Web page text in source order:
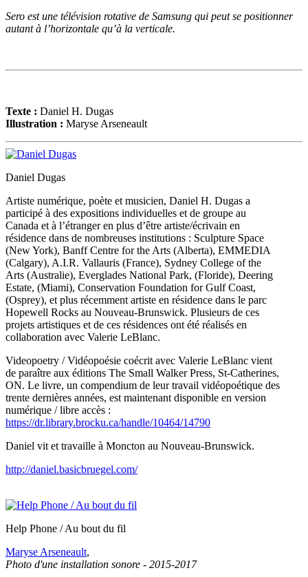
Sero est une télévision rotative de Samsung qui peut se positionner
autant à l’horizontale qu’à la verticale.
Texte : Daniel H. Dugas
Illustration : Maryse Arseneault
Daniel Dugas
Artiste numérique, poète et musicien, Daniel H. Dugas a
participé à des expositions individuelles et de groupe au
Canada et à l’étranger en plus d’être artiste/écrivain en
résidence dans de nombreuses institutions : Sculpture Space
(New York), Banff Centre for the Arts (Alberta), EMMEDIA
(Calgary), A.I.R. Vallauris (France), Sydney College of the
Arts (Australie), Everglades National Park, (Floride), Deering
Estate, (Miami), Conservation Foundation for Gulf Coast,
(Osprey), et plus récemment artiste en résidence dans le parc
Hopewell Rocks au Nouveau-Brunswick. Plusieurs de ces
projets artistiques et de ces résidences ont été réalisés en
collaboration avec Valerie LeBlanc.
Videopoetry / Vidéopoésie coécrit avec Valerie LeBlanc vient
de paraître aux éditions The Small Walker Press, St-Catherines,
ON. Le livre, un compendium de leur travail vidéopoétique des
trente dernières années, est maintenant disponible en version
numérique / libre accès :
https://dr.library.brocku.ca/handle/10464/14790
Daniel vit et travaille à Moncton au Nouveau-Brunswick.
http://daniel.basicbruegel.com/
Help Phone / Au bout du fil
Maryse Arseneault,
Photo d'une installation sonore - 2015-2017